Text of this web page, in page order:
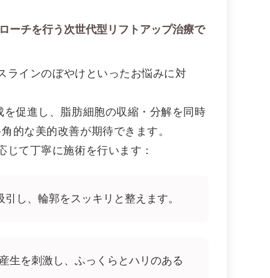
ーチを行う次世代型リフトアップ治療で
ラインのぼやけといったお悩みに対
促進し、脂肪細胞の収縮・分解を同時
的な美的改善が期待できます。
て丁寧に施術を行います：
し、輪郭をスッキリと整えます。
生を刺激し、ふっくらとハリのある